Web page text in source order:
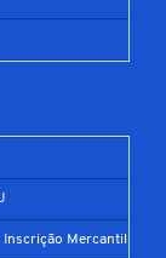
Mercantil